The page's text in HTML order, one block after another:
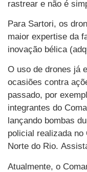
rastrear e não é
Para Sartori, os
maior expertise da
inovação bélica
O uso de drones já
ocasiões contra
passado, por
integrantes do
lançando bombas
policial realizada no
Norte do Rio.
Atualmente, o